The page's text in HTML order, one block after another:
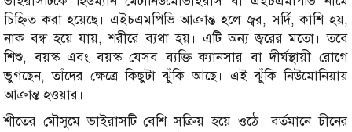
চিহ্নিত করা হয়েছে। এইচএমপিভি আক্রান্ত হলে জ্বর, সর্দি, কাশি হয়,
নাক বন্ধ হয়ে যায়, শরীরে ব্যথা হয়। এটি অন্য জ্বরের মতো। তবে
শিশু, বয়স্ক এবং বয়স্ক যেসব ব্যক্তি ক্যানসার বা দীর্ঘস্থায়ী রোগে
ভুগছেন, তাঁদের ক্ষেত্রে কিছুটা ঝুঁকি আছে। এই ঝুঁকি নিউমোনিয়ায়
আক্রান্ত হওয়ার।
শীতের মৌসুমে ভাইরাসটি বেশি সক্রিয় হয়ে ওঠে। বর্তমানে চীনের